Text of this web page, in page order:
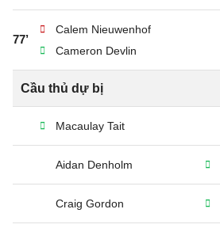
77’
Calem Nieuwenhof
Cameron Devlin
Cầu thủ dự bị
Macaulay Tait
Aidan Denholm
Craig Gordon